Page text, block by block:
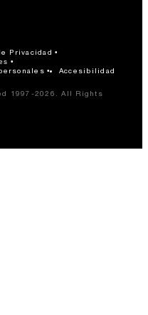
Privacidad
Accesibilidad
1997-2026. All Rights